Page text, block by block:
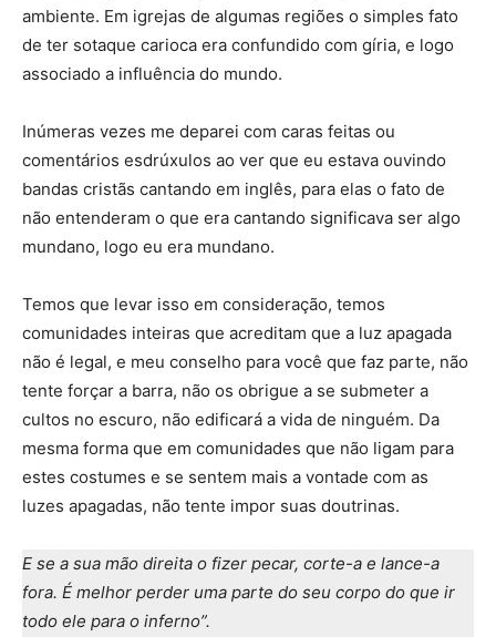
ambiente. Em igrejas de algumas regiões o simples fato
de ter sotaque carioca era confundido com gíria, e logo
associado a influência do mundo.
Inúmeras vezes me deparei com caras feitas ou
comentários esdrúxulos ao ver que eu estava ouvindo
bandas cristãs cantando em inglês, para elas o fato de
não entenderam o que era cantando significava ser algo
mundano, logo eu era mundano.
Temos que levar isso em consideração, temos
comunidades inteiras que acreditam que a luz apagada
não é legal, e meu conselho para você que faz parte, não
tente forçar a barra, não os obrigue a se submeter a
cultos no escuro, não edificará a vida de ninguém. Da
mesma forma que em comunidades que não ligam para
estes costumes e se sentem mais a vontade com as
luzes apagadas, não tente impor suas doutrinas.
E se a sua mão direita o fizer pecar, corte-a e lance-a
fora. É melhor perder uma parte do seu corpo do que ir
todo ele para o inferno”.